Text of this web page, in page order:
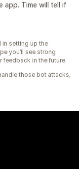
app. Time will tell if
in setting up the
you’ll see strong
in the future.
those bot attacks,